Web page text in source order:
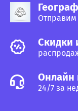
Отправим
Cкидки
Онлайн
24/7 за